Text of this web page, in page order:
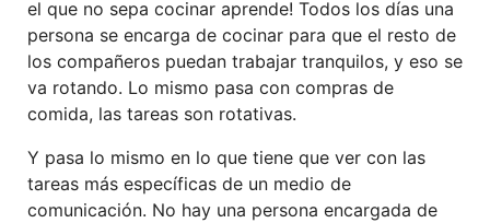
el que no sepa cocinar aprende! Todos los días una
persona se encarga de cocinar para que el resto de
los compañeros puedan trabajar tranquilos, y eso se
va rotando. Lo mismo pasa con compras de
comida, las tareas son rotativas.
Y pasa lo mismo en lo que tiene que ver con las
tareas más específicas de un medio de
comunicación. No hay una persona encargada de